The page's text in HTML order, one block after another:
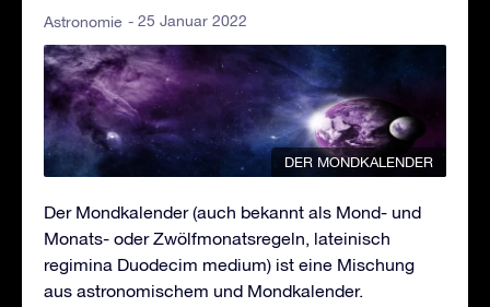
Astronomie - 25 Januar 2022
DER MONDKALENDER
Der Mondkalender (auch bekannt als Mond- und
Monats- oder Zwölfmonatsregeln, lateinisch
regimina Duodecim medium) ist eine Mischung
aus astronomischem und Mondkalender.